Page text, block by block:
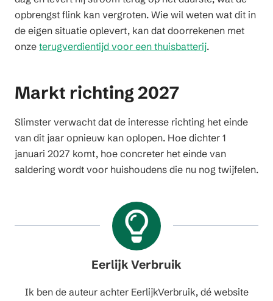
opbrengst flink kan vergroten. Wie wil weten wat dit in
de eigen situatie oplevert, kan dat doorrekenen met
onze terugverdientijd voor een thuisbatterij.
Markt richting 2027
Slimster verwacht dat de interesse richting het einde
van dit jaar opnieuw kan oplopen. Hoe dichter 1
januari 2027 komt, hoe concreter het einde van
saldering wordt voor huishoudens die nu nog twijfelen.
Eerlijk Verbruik
Ik ben de auteur achter EerlijkVerbruik, dé website